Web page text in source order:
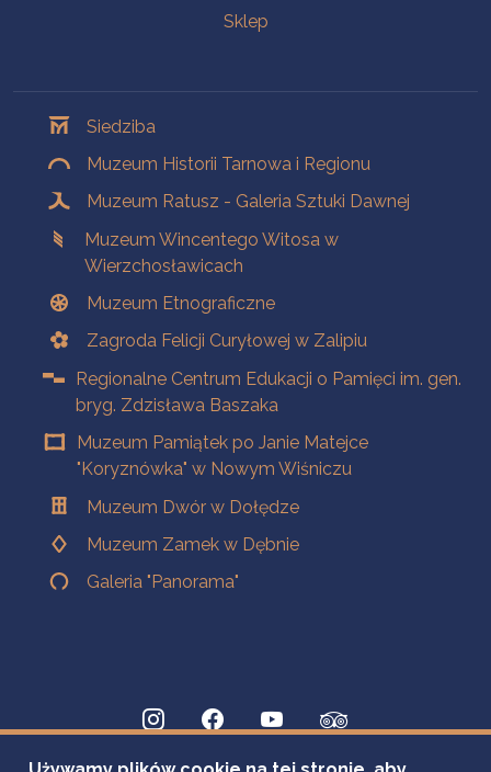
Sklep
Siedziba
Muzeum Historii Tarnowa i Regionu
Muzeum Ratusz - Galeria Sztuki Dawnej
Muzeum Wincentego Witosa w
Wierzchosławicach
Muzeum Etnograficzne
Zagroda Felicji Curyłowej w Zalipiu
Regionalne Centrum Edukacji o Pamięci im. gen.
bryg. Zdzisława Baszaka
Muzeum Pamiątek po Janie Matejce
"Koryznówka" w Nowym Wiśniczu
Muzeum Dwór w Dołędze
Muzeum Zamek w Dębnie
Galeria "Panorama"